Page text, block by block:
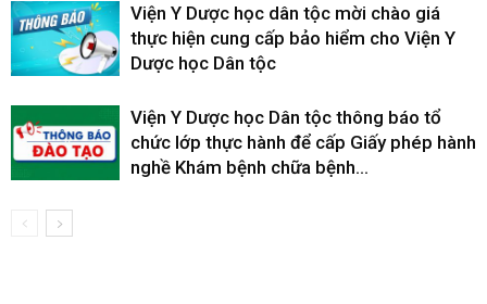
Viện Y Dược học dân tộc mời chào giá
thực hiện cung cấp bảo hiểm cho Viện Y
Dược học Dân tộc
Viện Y Dược học Dân tộc thông báo tổ
chức lớp thực hành để cấp Giấy phép hành
nghề Khám bệnh chữa bệnh...